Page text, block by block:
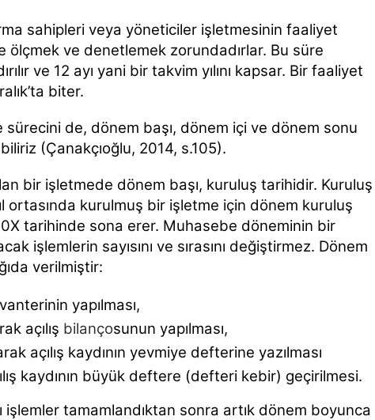
sahipleri veya yöneticiler işletmesinin faaliyet
ölçmek ve denetlemek zorundadırlar. Bu süre
ve 12 ayı yani bir takvim yılını kapsar. Bir faaliyet
biter.
de, dönem başı, dönem içi ve dönem sonu
(Çanakçıoğlu, 2014, s.105).
bir işletmede dönem başı, kuruluş tarihidir. Kuruluş
ortasında kurulmuş bir işletme için dönem kuruluş
tarihinde sona erer. Muhasebe döneminin bir
işlemlerin sayısını ve sırasını değiştirmez. Dönem
verilmiştir:
yapılması,
açılış bilançosunun yapılması,
açılış kaydının yevmiye defterine yazılması
kaydının büyük deftere (defteri kebir) geçirilmesi.
işlemler tamamlandıktan sonra artık dönem boyunca